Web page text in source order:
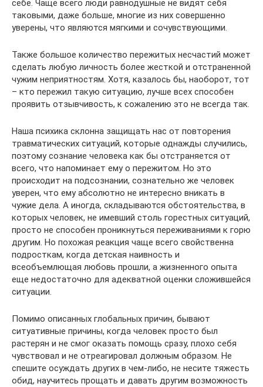
себе. Чаще всего люди равнодушные не видят себя
таковыми, даже больше, многие из них совершенно
уверены, что являются мягкими и сочувствующими.
Также большое количество пережитых несчастий может
сделать любую личность более жесткой и отстраненной
чужим неприятностям. Хотя, казалось бы, наоборот, тот
– кто пережил такую ситуацию, лучше всех способен
проявить отзывчивость, к сожалению это не всегда так.
Наша психика склонна защищать нас от повторения
травматических ситуаций, которые однажды случились,
поэтому сознание человека как бы отстраняется от
всего, что напоминает ему о пережитом. Но это
происходит на подсознании, сознательно же человек
уверен, что ему абсолютно не интересно вникать в
чужие дела. А иногда, складываются обстоятельства, в
которых человек, не имевший столь горестных ситуаций,
просто не способен проникнуться переживаниями к горю
другим. Но похожая реакция чаще всего свойственна
подросткам, когда детская наивность и
всеобъемлющая любовь прошли, а жизненного опыта
еще недостаточно для адекватной оценки сложившейся
ситуации.
Помимо описанных глобальных причин, бывают
ситуативные причины, когда человек просто был
растерян и не смог оказать помощь сразу, плохо себя
чувствовал и не отреагировал должным образом. Не
спешите осуждать других в чем-либо, не несите тяжесть
обид, научитесь прощать и давать другим возможность